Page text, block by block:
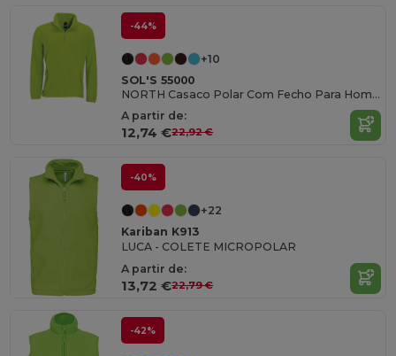
-44%
+10
SOL'S 55000
NORTH Casaco Polar Com Fecho Para Homem
A partir de:
12,74 €22,92 €
-40%
+22
Kariban K913
LUCA - COLETE MICROPOLAR
A partir de:
13,72 €22,79 €
-42%